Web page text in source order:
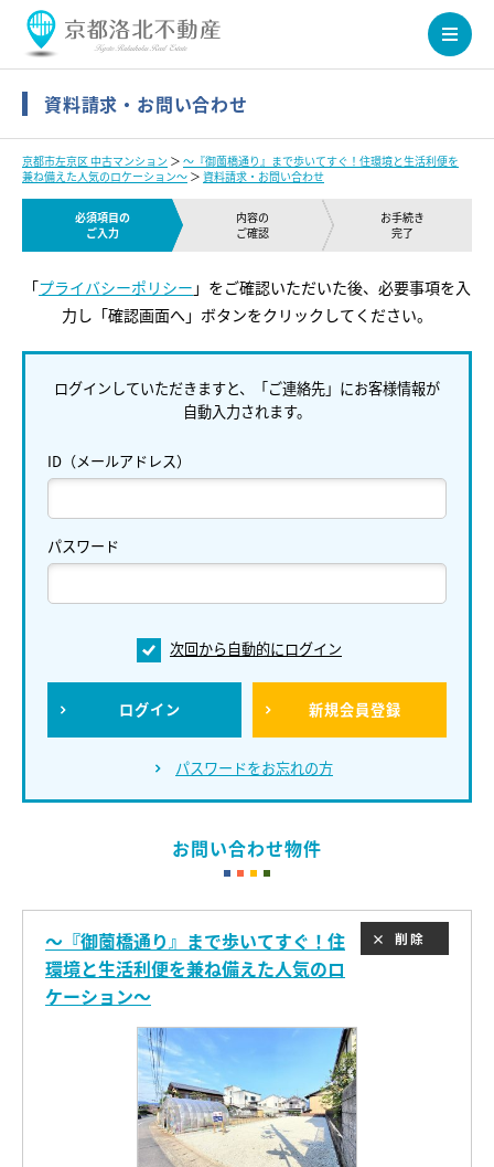
資料請求・お問い合わせ
京都市左京区 中古マンション ＞ ～『御薗橋通り』まで歩いてすぐ！住環境と生活利便を
兼ね備えた人気のロケーション～ ＞ 資料請求・お問い合わせ
必須項目の
ご入力
内容の
ご確認
お手続き
完了
「プライバシーポリシー 」をご確認いただいた後、必要事項を入
力し「確認画面へ」ボタンをクリックしてください。
ログインしていただきますと、「ご連絡先」にお客様情報が
自動入力されます。
ID（メールアドレス）
パスワード
次回から自動的にログイン
ログイン 新規会員登録
パスワードをお忘れの方
お問い合わせ物件
～『御薗橋通り』まで歩いてすぐ！住
環境と生活利便を兼ね備えた人気のロ
ケーション～
削除